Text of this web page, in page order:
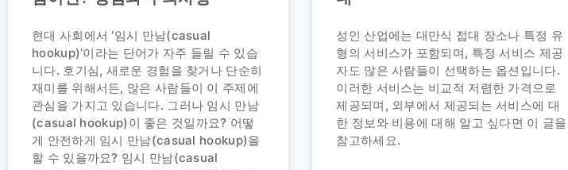
현대 사회에서 ‘임시 만남(casual
hookup)’이라는 단어가 자주 들릴 수 있습
니다. 호기심, 새로운 경험을 찾거나 단순히
재미를 위해서든, 많은 사람들이 이 주제에
관심을 가지고 있습니다. 그러나 임시 만남
(casual hookup)이 좋은 것일까요? 어떻
게 안전하게 임시 만남(casual hookup)을
할 수 있을까요? 임시 만남(casual
성인 산업에는 대만식 접대 장소나 특정 유
형의 서비스가 포함되며, 특정 서비스 제공
자도 많은 사람들이 선택하는 옵션입니다.
이러한 서비스는 비교적 저렴한 가격으로
제공되며, 외부에서 제공되는 서비스에 대
한 정보와 비용에 대해 알고 싶다면 이 글을
참고하세요.